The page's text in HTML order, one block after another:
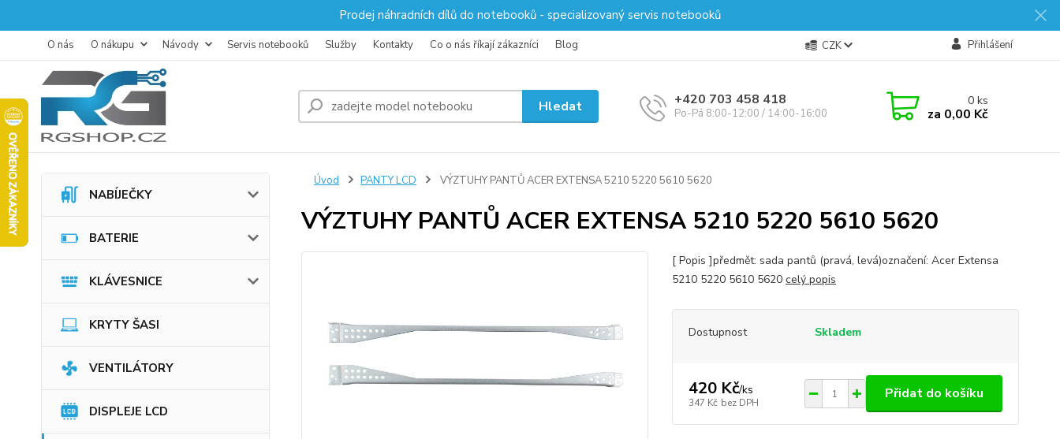
Prodej náhradních dílů do notebooků - specializovaný servis notebooků
O nás O nákupu Návody Servis notebooků Služby Kontakty Co o nás říkají zákazníci Blog CZK Přihlášení
Hledat +420 703 458 418
Po-Pá 8:00-12:00 / 14:00-16:00
0ks
za 0,00 Kč
NABÍJEČKY
BATERIE
KLÁVESNICE
KRYTY ŠASI
VENTILÁTORY
DISPLEJE LCD
Úvod PANTY LCD VÝZTUHY PANTŮ ACER EXTENSA 5210 5220 5610 5620
VÝZTUHY PANTŮ ACER EXTENSA 5210 5220 5610 5620
[ Popis ]předmět: sada pantů (pravá, levá)označení: Acer Extensa
5210 5220 5610 5620 celý popis
Dostupnost Skladem
420 Kč/ks
347 Kč bez DPH
Přidat do košíku